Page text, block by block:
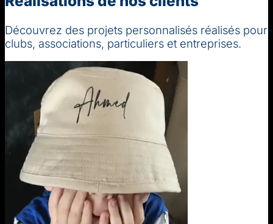
Découvrez des projets personnalisés réalisés pour
clubs, associations, particuliers et entreprises.